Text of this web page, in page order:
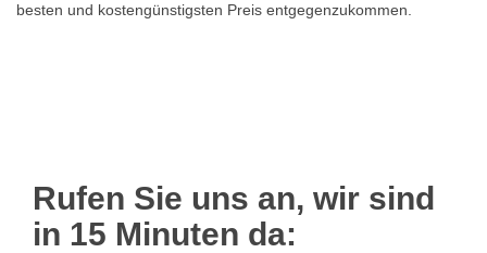
besten und kostengünstigsten Preis entgegenzukommen.
Rufen Sie uns an, wir sind
in 15 Minuten da: